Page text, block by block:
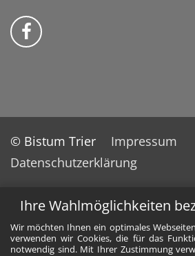
Ihre Wahlmöglichkeiten
Wir möchten Ihnen ein optimales
verwenden wir Cookies, die für das
notwendig sind. Mit Ihrer Zustimmung
Bistum Trier auf
© Bistum Trier
Impressum
Datenschutzerklärung